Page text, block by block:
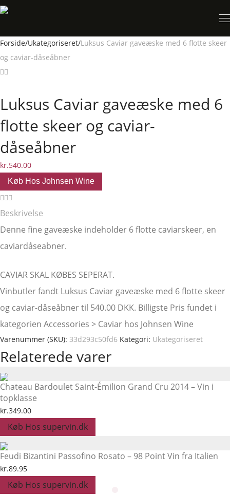
Forside/Ukategoriseret/Luksus Caviar gaveæske med 6 flotte skeer
og caviar-dåseåbner
Luksus Caviar gaveæske med 6
flotte skeer og caviar-
dåseåbner
kr.540.00
Køb Hos Johnsen Wine
Beskrivelse
Denne fine gaveæske indeholder 6 flotte caviarskeer, en
caviardåseabner.
CAVIAR SKAL KØBES SEPERAT.
Vinbutler fandt Luksus Caviar gaveæske med 6 flotte skeer
og caviar-dåseåbner til 540.00 DKK. Billigste Pris fundet i
kategorien Accessories > Caviar hos Johnsen Wine
Varenummer (SKU): 33d293c50fd6 Kategori: Ukategoriseret
Relaterede varer
Chateau Bardoulet Saint-Émilion Grand Cru 2014 – Vin i
topklasse
kr.349.00
Køb Hos supervin.dk
Feudi Bizantini Passofino Rosato – 98 Point Vin fra Italien
kr.89.95
Køb Hos supervin.dk